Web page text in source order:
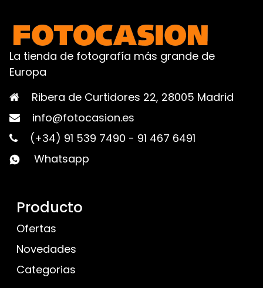
La tienda de fotografía más grande de
Europa
Ribera de Curtidores 22, 28005 Madrid
info@fotocasion.es
(+34) 91 539 7490 - 91 467 6491
Whatsapp
Producto
Ofertas
Novedades
Categorias